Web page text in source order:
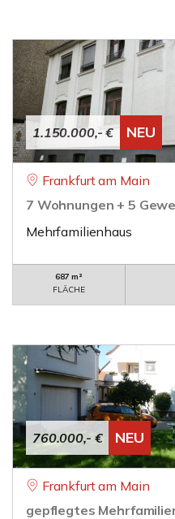
1.150.000,- € NEU
Frankfurt am Main
7 Wohnungen + 5
Mehrfamilienhaus
687 m²
FLÄCHE
760.000,- € NEU
Frankfurt am Main
gepflegtes